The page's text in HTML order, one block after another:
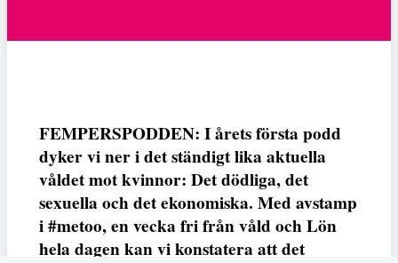
FEMPERSPODDEN: I årets första podd
dyker vi ner i det ständigt lika aktuella
våldet mot kvinnor: Det dödliga, det
sexuella och det ekonomiska. Med avstamp
i #metoo, en vecka fri från våld och Lön
hela dagen kan vi konstatera att det